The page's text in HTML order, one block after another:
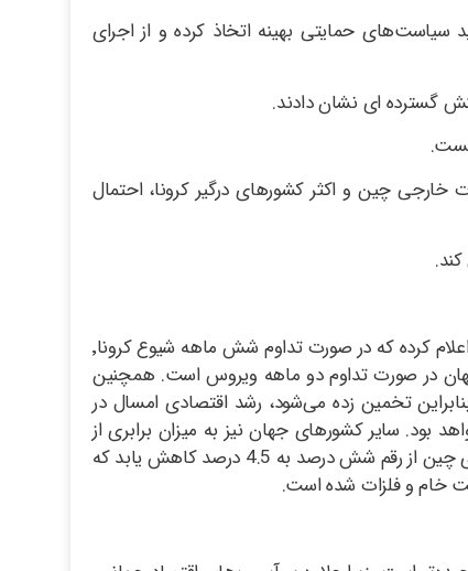
سیاست‌های حمایتی بهینه اتخاذ کرده و از اجرای
گسترده ای نشان دادند.
خارجی چین و اکثر کشورهای درگیر کرونا، احتمال
بانک توسعه آسیایی 3 سناریو مختلف را در رابطه با هزینه مقابله با شیوع ویروس کرونا (کوید-19) و همچنین زیان ناشی از آن پیش بینی و اعلام کرده که در صورت تداوم شش ماهه شیوع کرونا٬
جهان ضربه خواهد زد.بنا براین گزارش٬ بهترین سناریوی ممکن ضرر 76.6 میلیارد دلاری جهان در صورت تداوم دو ماهه ویروس است. همچنین
پیش بینی شده است.بنابراین تخمین زده می‌شود، رشد اقتصادی امسال در
این سناریوها٬ ضرر چین دو سوم کل ضرر جهانی خواهد بود. سایر کشورهای جهان نیز به میزان برابری از
ویروس کرونا متضرر خواهند شد.انتشار کرونا در چین، منجر به اولین اقدام‌های محدودکننده اقتصادی شده است و برآورد می‌شود رشد اقتصادی چین از رقم شش درصد به 4.5 درصد کاهش یابد که
خام و فلزات شده است.